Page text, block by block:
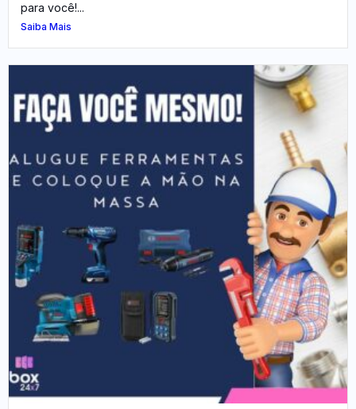
para você!...
Saiba Mais